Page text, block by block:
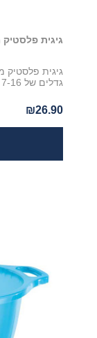
גיגית
גיגית פלסטיק
גדלים של 7-16 ליטר מבית Stefanplast
₪26.90